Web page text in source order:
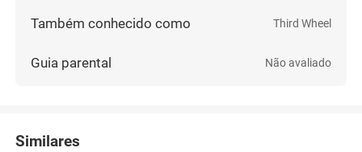
Também conhecido como Third Wheel
Guia parental Não avaliado
Similares